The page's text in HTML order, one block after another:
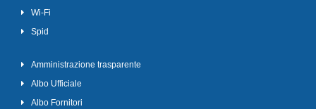
Wi-Fi
Spid
Amministrazione trasparente
Albo Ufficiale
Albo Fornitori